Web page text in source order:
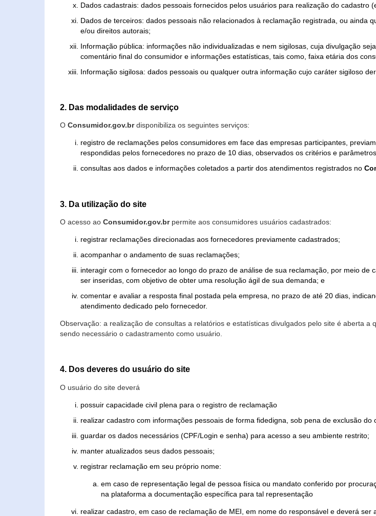
Dados cadastrais: dados pessoais fornecidos pelos usuários para realização do cadastro
Dados de terceiros: dados pessoais não relacionados à reclamação registrada, ou ainda
e/ou direitos autorais;
Informação pública: informações não individualizadas e nem sigilosas, cuja divulgação
comentário final do consumidor e informações estatísticas, tais como, faixa etária dos
Informação sigilosa: dados pessoais ou qualquer outra informação cujo caráter sigiloso
2. Das modalidades de serviço
O Consumidor.gov.brdisponibiliza os seguintes serviços:
registro de reclamações pelos consumidores em face das empresas participantes,
respondidas pelos fornecedores no prazo de 10 dias, observados os critérios e
consultas aos dados e informações coletados a partir dos atendimentos registrados no
3. Da utilização do site
O acesso ao Consumidor.gov.brpermite aos consumidores usuários cadastrados:
registrar reclamações direcionadas aos fornecedores previamente cadastrados;
acompanhar o andamento de suas reclamações;
interagir com o fornecedor ao longo do prazo de análise de sua reclamação, por meio
ser inseridas, com objetivo de obter uma resolução ágil de sua demanda; e
comentar e avaliar a resposta final postada pela empresa, no prazo de até 20 dias,
atendimento dedicado pelo fornecedor.
Observação: a realização de consultas a relatórios e estatísticas divulgados pelo site é aberta
sendo necessário o cadastramento como usuário.
4. Dos deveres do usuário do site
O usuário do site deverá
possuir capacidade civil plena para o registro de reclamação
realizar cadastro com informações pessoais de forma fidedigna, sob pena de exclusão do
guardar os dados necessários (CPF/Login e senha) para acesso a seu ambiente restrito;
manter atualizados seus dados pessoais;
registrar reclamação em seu próprio nome:
em caso de representação legal de pessoa física ou mandato conferido por
na plataforma a documentação específica para tal representação
realizar cadastro, em caso de reclamação de MEI, em nome do responsável e deverá